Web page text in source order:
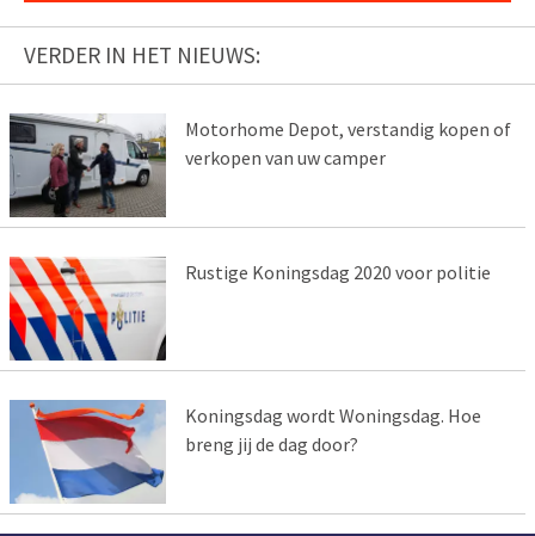
VERDER IN HET NIEUWS:
Motorhome Depot, verstandig kopen of
verkopen van uw camper
Rustige Koningsdag 2020 voor politie
Koningsdag wordt Woningsdag. Hoe
breng jij de dag door?